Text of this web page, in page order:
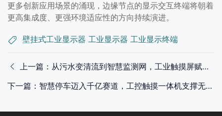
更多创新应用场景的涌现，边缘节点的显示交互终端将朝着
更高集成度、更强环境适应性的方向持续演进。
壁挂式工业显示器 工业显示器 工业显示终端
上一篇：从污水变清流到智慧监测网，工业触摸屏赋能环保设备全链路升级
下一篇：智慧停车迈入千亿赛道，工控触摸一体机支撑无人值守场景高效落地